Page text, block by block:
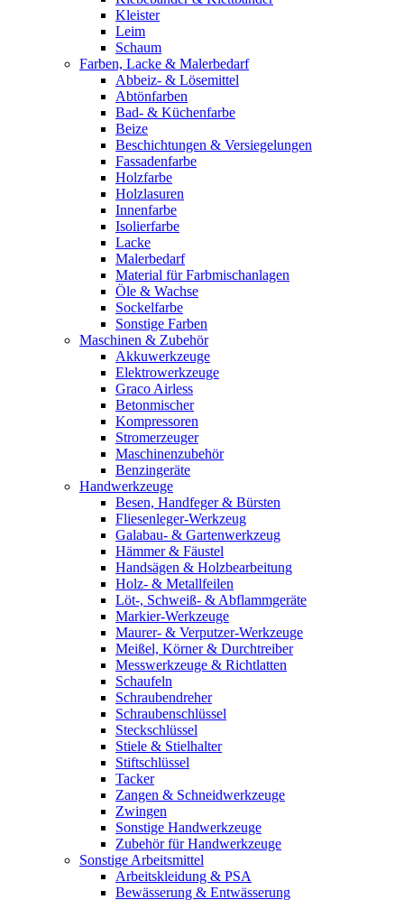
Kleister
Leim
Schaum
Farben, Lacke & Malerbedarf
Abbeiz- & Lösemittel
Abtönfarben
Bad- & Küchenfarbe
Beize
Beschichtungen & Versiegelungen
Fassadenfarbe
Holzfarbe
Holzlasuren
Innenfarbe
Isolierfarbe
Lacke
Malerbedarf
Material für Farbmischanlagen
Öle & Wachse
Sockelfarbe
Sonstige Farben
Maschinen & Zubehör
Akkuwerkzeuge
Elektrowerkzeuge
Graco Airless
Betonmischer
Kompressoren
Stromerzeuger
Maschinenzubehör
Benzingeräte
Handwerkzeuge
Besen, Handfeger & Bürsten
Fliesenleger-Werkzeug
Galabau- & Gartenwerkzeug
Hämmer & Fäustel
Handsägen & Holzbearbeitung
Holz- & Metallfeilen
Löt-, Schweiß- & Abflammgeräte
Markier-Werkzeuge
Maurer- & Verputzer-Werkzeuge
Meißel, Körner & Durchtreiber
Messwerkzeuge & Richtlatten
Schaufeln
Schraubendreher
Schraubenschlüssel
Steckschlüssel
Stiele & Stielhalter
Stiftschlüssel
Tacker
Zangen & Schneidwerkzeuge
Zwingen
Sonstige Handwerkzeuge
Zubehör für Handwerkzeuge
Sonstige Arbeitsmittel
Arbeitskleidung & PSA
Bewässerung & Entwässerung